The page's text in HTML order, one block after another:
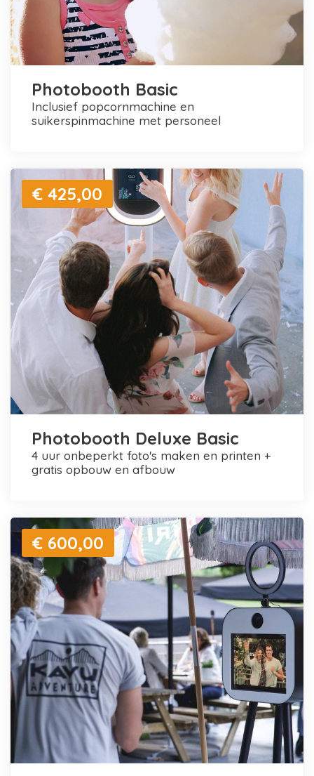
Photobooth Basic
inclusief popcornmachine en
suikerspinmachine met personeel
€ 425,00
Photobooth Deluxe Basic
4 uur onbeperkt foto's maken en printen +
gratis opbouw en afbouw
€ 600,00